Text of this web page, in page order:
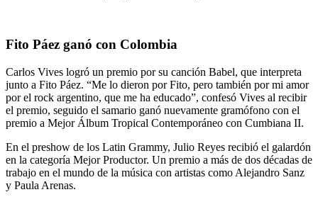
Fito Páez ganó con Colombia
Carlos Vives logró un premio por su canción Babel, que interpreta
junto a Fito Páez. “Me lo dieron por Fito, pero también por mi amor
por el rock argentino, que me ha educado”, confesó Vives al recibir
el premio, seguido el samario ganó nuevamente gramófono con el
premio a Mejor Álbum Tropical Contemporáneo con Cumbiana II.
En el preshow de los Latin Grammy, Julio Reyes recibió el galardón
en la categoría Mejor Productor. Un premio a más de dos décadas de
trabajo en el mundo de la música con artistas como Alejandro Sanz
y Paula Arenas.